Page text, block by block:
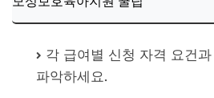
각 급여별 신청 자격 요건
파악하세요.